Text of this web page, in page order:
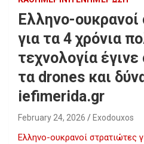
Ελληνο-
για τα 4 χρόνια
τεχνολογία
τα drones και
iefimerida.gr
February 24, 2026 Exodouxos
Ελληνο-ουκρανοί στρατιώτες